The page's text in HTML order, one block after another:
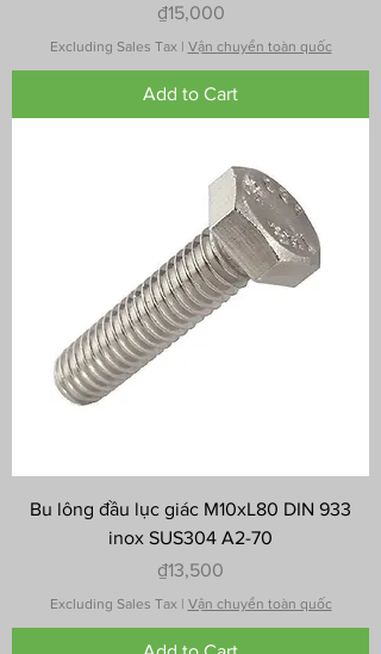
Price
₫15,000
Excluding Sales Tax| Vận chuyển toàn quốc
Add to Cart
Bu lông đầu lục giác M10xL80 DIN 933
inox SUS304 A2-70
Price
₫13,500
Excluding Sales Tax| Vận chuyển toàn quốc